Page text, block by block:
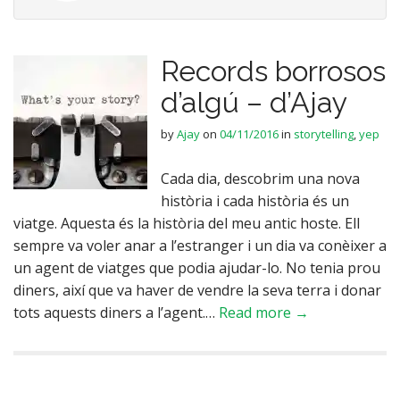
Records borrosos
d’algú – d’Ajay
byAjayon 04/11/2016in storytelling,yep
Cada dia, descobrim una nova
història i cada història és un
viatge. Aquesta és la història del meu antic hoste. Ell
sempre va voler anar a l’estranger i un dia va conèixer a
un agent de viatges que podia ajudar-lo. No tenia prou
diners, així que va haver de vendre la seva terra i donar
tots aquests diners a l’agent.… Read more →